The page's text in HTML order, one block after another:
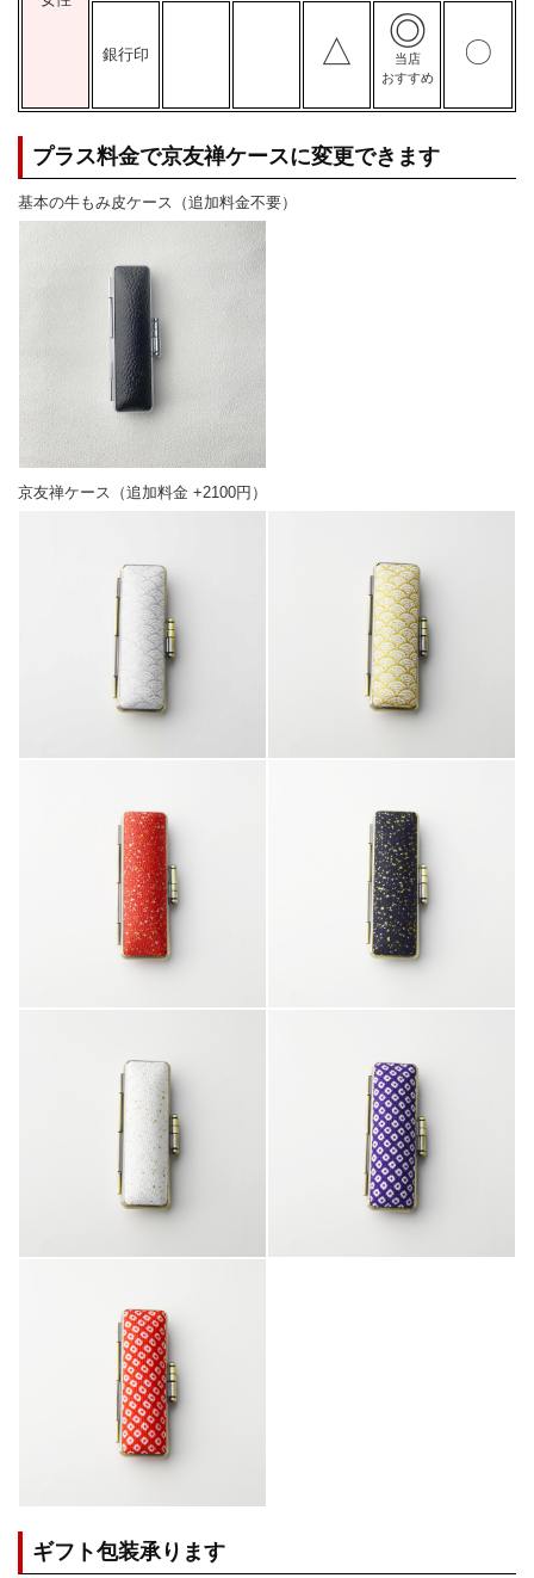
銀行印 △ ◎
当店
おすすめ
〇
プラス料金で京友禅ケースに変更できます
基本の牛もみ皮ケース（追加料金不要）
京友禅ケース（追加料金 +2100円）
ギフト包装承ります